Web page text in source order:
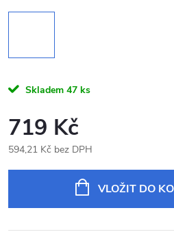
Skladem 47 ks
719 Kč
594,21 Kč bez DPH
VLOŽIT DO